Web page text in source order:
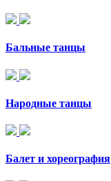
Бальные танцы
Народные танцы
Балет и хореография